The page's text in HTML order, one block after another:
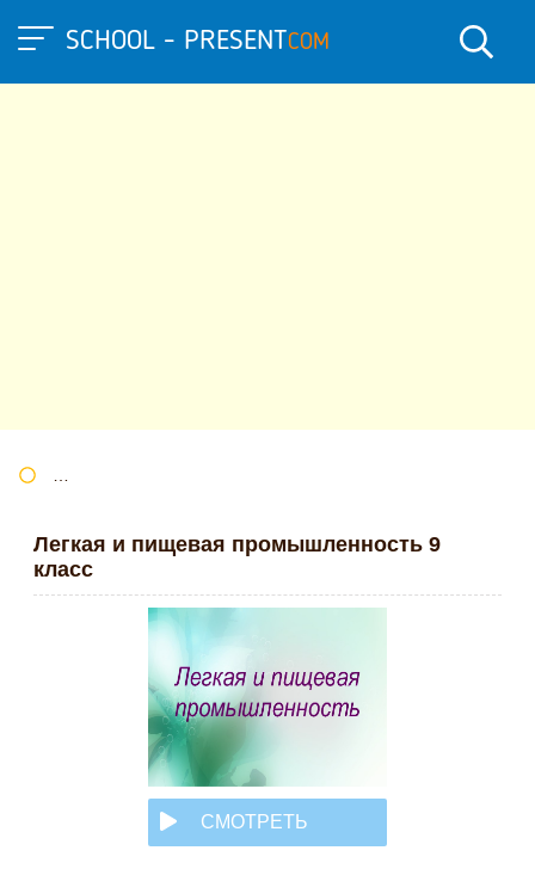
SCHOOL - PRESENTCOM
Легкая и пищевая промышленность 9
класс
СМОТРЕТЬ